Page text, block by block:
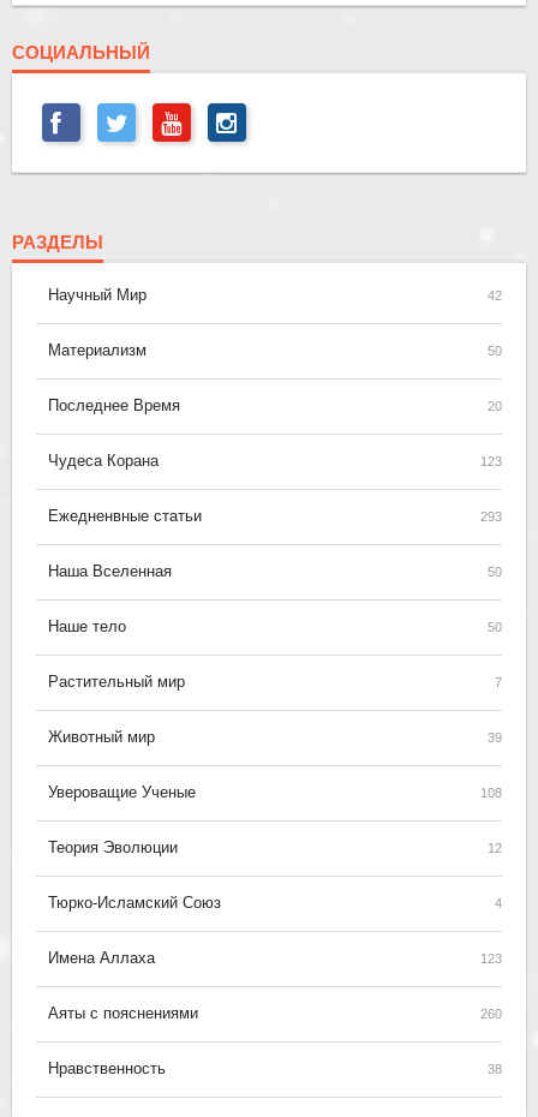
СОЦИАЛЬНЫЙ
РАЗДЕЛЫ
Научный Мир 42
Материализм 50
Последнее Время 20
Чудеса Корана 123
Ежедненвные статьи 293
Наша Вселенная 50
Наше тело 50
Растительный мир 7
Животный мир 39
Увероващие Ученые 108
Теория Эволюции 12
Тюрко-Исламский Союз 4
Имена Аллаха 123
Аяты с пояснениями 260
Нравственность 38